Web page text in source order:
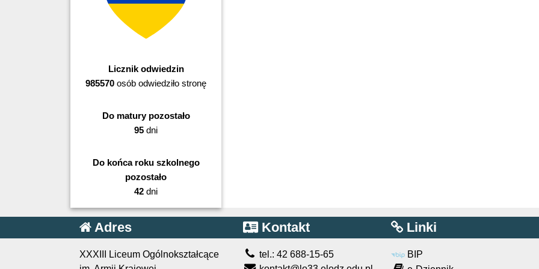
Licznik odwiedzin
985570 osób odwiedziło stronę
Do matury pozostało
95 dni
Do końca roku szkolnego
pozostało
42 dni
Adres
XXXIII Liceum Ogólnokształcące
Kontakt
tel.: 42 688-15-65
Linki
BIP